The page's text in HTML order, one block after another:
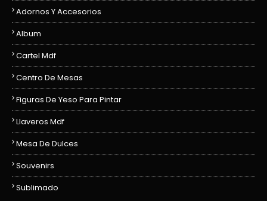
Adornos Y Accesorios
Album
Cartel Mdf
Centro De Mesas
Figuras De Yeso Para Pintar
Llaveros Mdf
Mesa De Dulces
Souvenirs
Sublimado